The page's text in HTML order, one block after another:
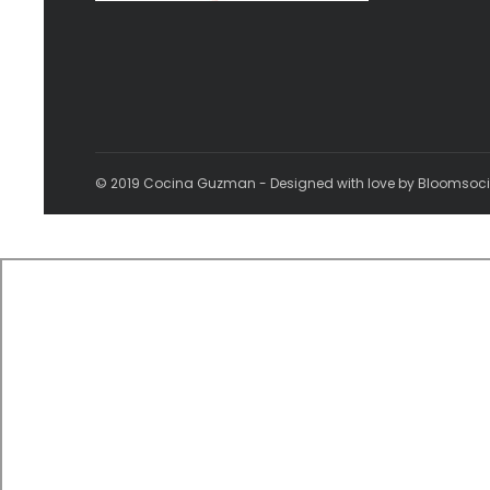
© 2019 Cocina Guzman - Designed with love by